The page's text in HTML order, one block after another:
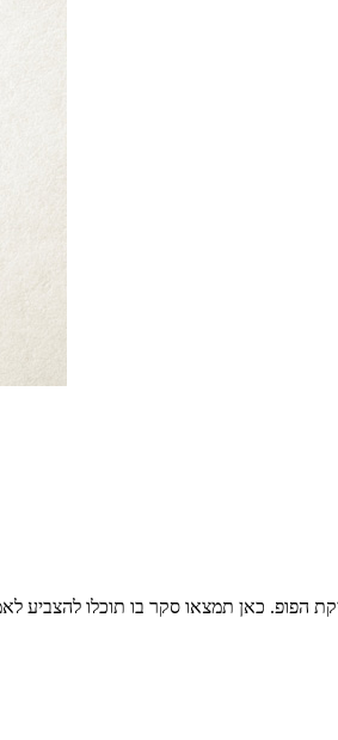
הפופ. כאן תמצאו סקר בו תוכלו